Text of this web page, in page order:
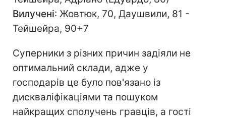
Вилучені: Жовтюк, 70, Даушвили, 81 -
Тейшейра, 90+7
Суперники з різних причин задіяли не
оптимальний склади, адже у
господарів це було пов'язано із
дискваліфікаціями та пошуком
найкращих сполучень гравців, а гості